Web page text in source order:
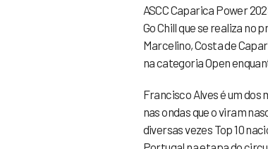
ASCC Caparica Power
Go Chill que se realiza no
Marcelino, Costa de
na categoria Open
Francisco Alves é um
nas ondas que o viram
diversas vezes Top 10